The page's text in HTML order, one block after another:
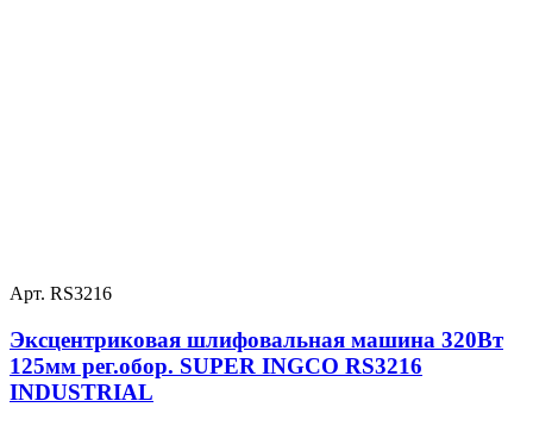
Арт. RS3216
Эксцентриковая шлифовальная машина 320Вт
125мм рег.обор. SUPER INGCO RS3216
INDUSTRIAL